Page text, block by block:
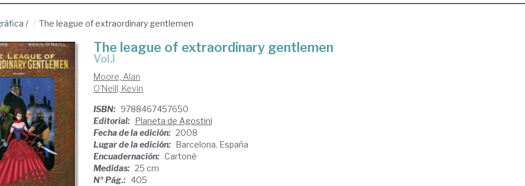
/ The league of extraordinary gentlemen
The league of extraordinary gentlemen
vol.I
Moore, Alan
O'Neill, Kevin
ISBN: 9788467457650
Editorial: Planeta de Agostini
Fecha de la edición: 2008
Lugar de la edición: Barcelona. España
Encuadernación: Cartoné
Medidas: 25 cm
Nº Pág.: 405